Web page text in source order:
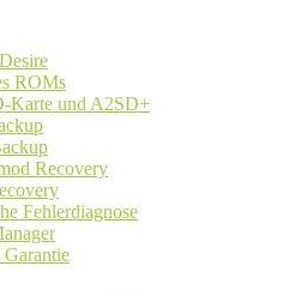
ROMs
Karte und A2SD+
Recovery
Fehlerdiagnose